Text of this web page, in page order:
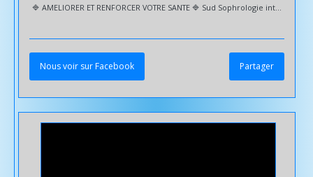
🔷️ AMELIORER ET RENFORCER VOTRE SANTE 🔷️ Sud Sophrologie intervient pour toutes les problématiques | Physiques | Mentales | Émotionnelles... 🔹️ Enfants | Ado | Étudiants | Adultes | Séniors Première séance d'1h30 afin de : ✅️ Faire le point sur vos besoins et établir un programme personnalisé et adapté ✅️ Technique qui servira de base pour la suite Mobilité réduite ou manque de temps --> Déplacement à domicile et/ou VISIO 🤳 💻 🔷️ + d'infos : sud-sophrologie.com @followers Toutlemonde #
Nous voir sur Facebook Partager